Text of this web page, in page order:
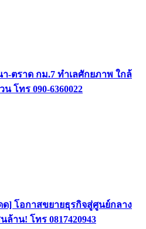
-ตราด กม.7 ทำเลศักยภาพ ใกล้
โทร 090-6360022
] โอกาสขยายธุรกิจสู่ศูนย์กลาง
าน! โทร 0817420943